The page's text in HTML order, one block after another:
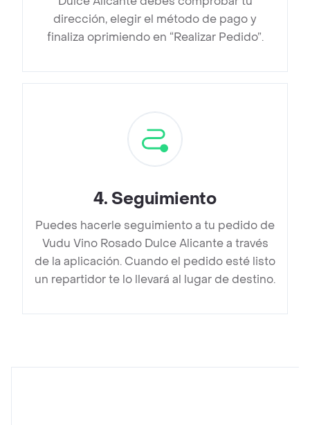
dirección, elegir el método de pago y
finaliza oprimiendo en “Realizar Pedido”.
4. Seguimiento
Puedes hacerle seguimiento a tu pedido de
Vudu Vino Rosado Dulce Alicante a través
de la aplicación. Cuando el pedido esté listo
un repartidor te lo llevará al lugar de destino.